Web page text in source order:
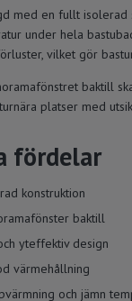
med en fullt
under hela
vilket gör
baktill
platser med
fördelar
konstruktion
baktill
yteffektiv design
värmehållning
och jämn